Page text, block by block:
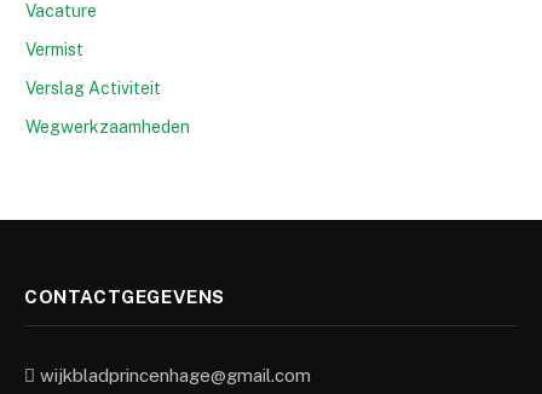
Vacature
Vermist
Verslag Activiteit
Wegwerkzaamheden
CONTACTGEGEVENS
wijkbladprincenhage@gmail.com